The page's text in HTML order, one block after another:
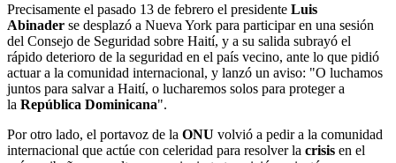
Precisamente el pasado 13 de febrero el presidente Luis
Abinader se desplazó a Nueva York para participar en una sesión
del Consejo de Seguridad sobre Haití, y a su salida subrayó el
rápido deterioro de la seguridad en el país vecino, ante lo que pidió
actuar a la comunidad internacional, y lanzó un aviso: "O luchamos
juntos para salvar a Haití, o lucharemos solos para proteger a
la República Dominicana".
Por otro lado, el portavoz de la ONU volvió a pedir a la comunidad
internacional que actúe con celeridad para resolver la crisis en el